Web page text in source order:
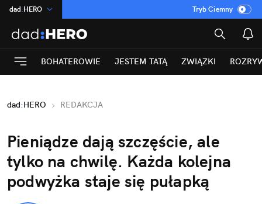
dad:HERO
:Temat
INN:Poland
ASZ:dziennik
Rozrywka
Tryb Ciemny
BOHATEROWIE JESTEM TATĄ ZWIĄZKI
dad:HERO REDAKCJA
Pieniądze dają szczęście, ale
tylko na chwilę. Każda kolejna
podwyżka staje się pułapką